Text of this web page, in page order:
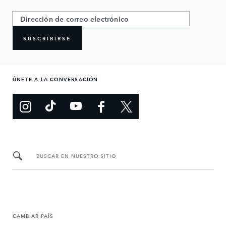
SUSCRIBIRSE
ÚNETE A LA CONVERSACIÓN
BUSCAR EN NUESTRO SITIO
CAMBIAR PAÍS